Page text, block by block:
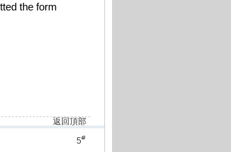
the form
返回頂部
5#